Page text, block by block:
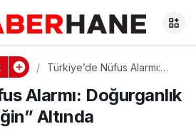
Türkiye’de Nüfus Alarmı:
Eşiğin” Altında
Alarmı: Doğurganlık
Altında